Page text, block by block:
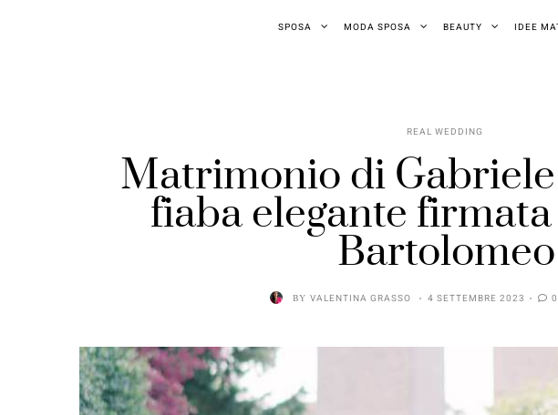
SPOSA MODA SPOSA BEAUTY IDEE
REAL WEDDING
Matrimonio di
fiaba elegante
Bartolomeo
BY VALENTINA GRASSO 4 SETTEMBRE 2023